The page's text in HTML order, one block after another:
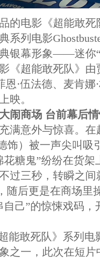
电影《超能敢死
系列电影
银幕形象——迷你
《超能敢死队》由
恩·伍法德、麦肯
映。
闹商场 台前幕后
意外与惊喜。在
饰）被一声尖叫
糖鬼”纷纷在货
过三秒，转瞬之
随后更是在商场里
己”的惊悚戏码
敢死队》系列电
之一，此次在短片